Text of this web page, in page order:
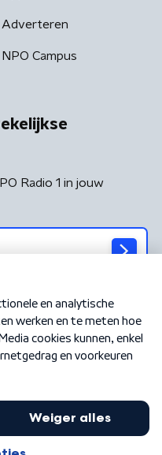
Adverteren
NPO Campus
Radio 1 in jouw